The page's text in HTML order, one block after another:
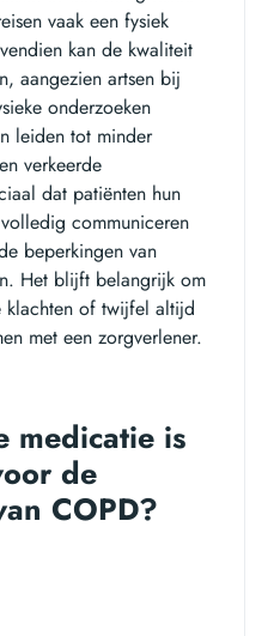
vaak een fysiek
kan de kwaliteit
aangezien artsen bij
onderzoeken
leiden tot minder
verkeerde
dat patiënten hun
communiceren
beperkingen van
Het blijft belangrijk om
klachten of twijfel altijd
met een zorgverlener.
medicatie is
de
COPD?